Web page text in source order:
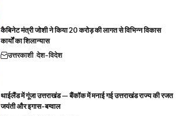
कैबिनेट मंत्री जोशी ने किया 20 करोड़ की लागत से विभिन्न विकास
कार्यों का शिलान्यास
उत्तरकाशी देश-विदेश
थाईलैंड में गूंजा उत्तराखंड — बैंकॉक में मनाई गई उत्तराखंड राज्य की रजत
जयंती और इगास-बग्वाल